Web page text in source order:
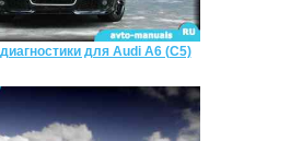
для Audi A6 (C5)